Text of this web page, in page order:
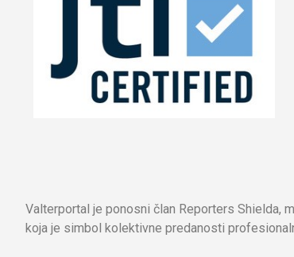
Valterportal je ponosni član Reporters Shielda,
koja je simbol kolektivne predanosti